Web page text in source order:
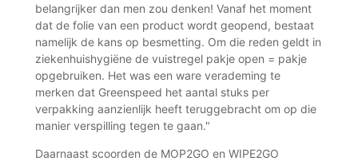
belangrijker dan men zou denken! Vanaf het moment
dat de folie van een product wordt geopend, bestaat
namelijk de kans op besmetting. Om die reden geldt in
ziekenhuishygiëne de vuistregel pakje open = pakje
opgebruiken. Het was een ware verademing te
merken dat Greenspeed het aantal stuks per
verpakking aanzienlijk heeft teruggebracht om op die
manier verspilling tegen te gaan."
Daarnaast scoorden de MOP2GO en WIPE2GO